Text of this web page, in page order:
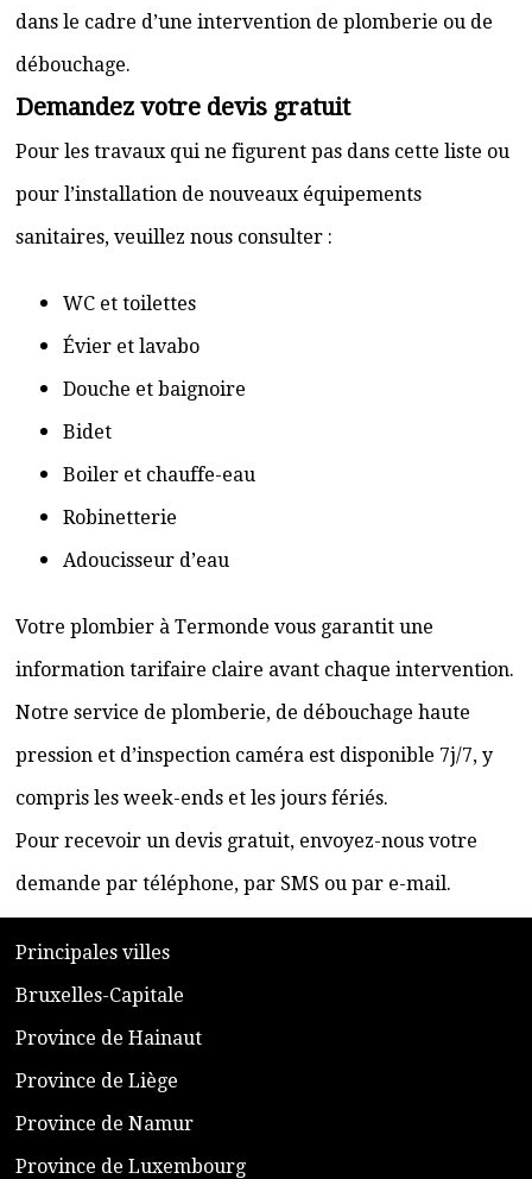
dans le cadre d’une intervention de plomberie ou de
débouchage.
Demandez votre devis gratuit
Pour les travaux qui ne figurent pas dans cette liste ou
pour l’installation de nouveaux équipements
sanitaires, veuillez nous consulter :
WC et toilettes
Évier et lavabo
Douche et baignoire
Bidet
Boiler et chauffe-eau
Robinetterie
Adoucisseur d’eau
Votre plombier à Termonde vous garantit une
information tarifaire claire avant chaque intervention.
Notre service de plomberie, de débouchage haute
pression et d’inspection caméra est disponible 7j/7, y
compris les week-ends et les jours fériés.
Pour recevoir un devis gratuit, envoyez-nous votre
demande par téléphone, par SMS ou par e-mail.
​Principales villes
​Bruxelles-Capitale
​Province de Hainaut
Province de Liège
​Province de Namur
​Province de Luxembourg